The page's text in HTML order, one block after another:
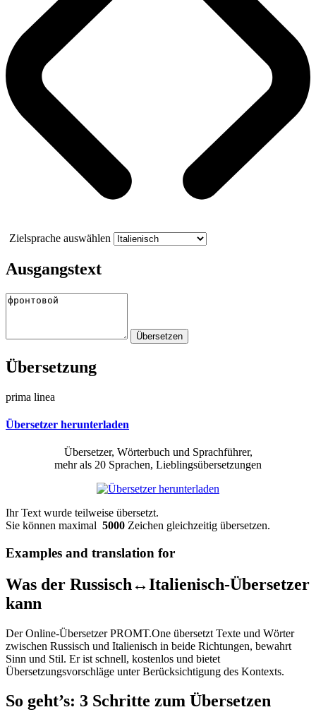
Zielsprache auswählen
Ausgangstext
Übersetzung
prima linea
Übersetzer herunterladen
Übersetzer, Wörterbuch und Sprachführer,
mehr als 20 Sprachen, Lieblingsübersetzungen
Ihr Text wurde teilweise übersetzt.
Sie können maximal 5000 Zeichen gleichzeitig übersetzen.
Examples and translation for
Was der Russisch↔Italienisch-Übersetzer
kann
Der Online-Übersetzer PROMT.One übersetzt Texte und Wörter
zwischen Russisch und Italienisch in beide Richtungen, bewahrt
Sinn und Stil. Er ist schnell, kostenlos und bietet
Übersetzungsvorschläge unter Berücksichtigung des Kontexts.
So geht’s: 3 Schritte zum Übersetzen